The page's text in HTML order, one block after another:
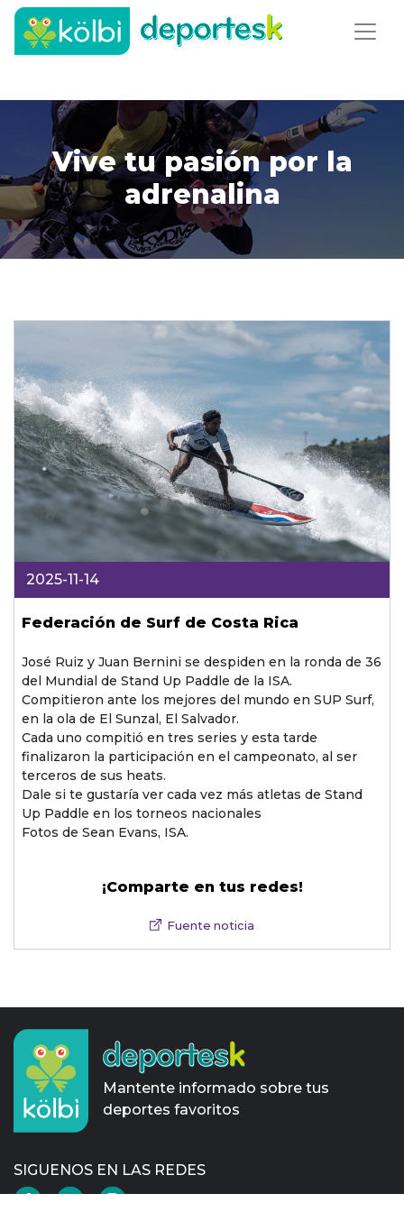
Vive tu pasión por la
adrenalina
2025-11-14
Federación de Surf de Costa Rica
José Ruiz y Juan Bernini se despiden en la ronda de 36
del Mundial de Stand Up Paddle de la ISA.
Compitieron ante los mejores del mundo en SUP Surf,
en la ola de El Sunzal, El Salvador.
Cada uno compitió en tres series y esta tarde
finalizaron la participación en el campeonato, al ser
terceros de sus heats.
Dale si te gustaría ver cada vez más atletas de Stand
Up Paddle en los torneos nacionales
Fotos de Sean Evans, ISA.
¡Comparte en tus redes!
Fuente noticia
Mantente informado sobre tus
deportes favoritos
SIGUENOS EN LAS REDES